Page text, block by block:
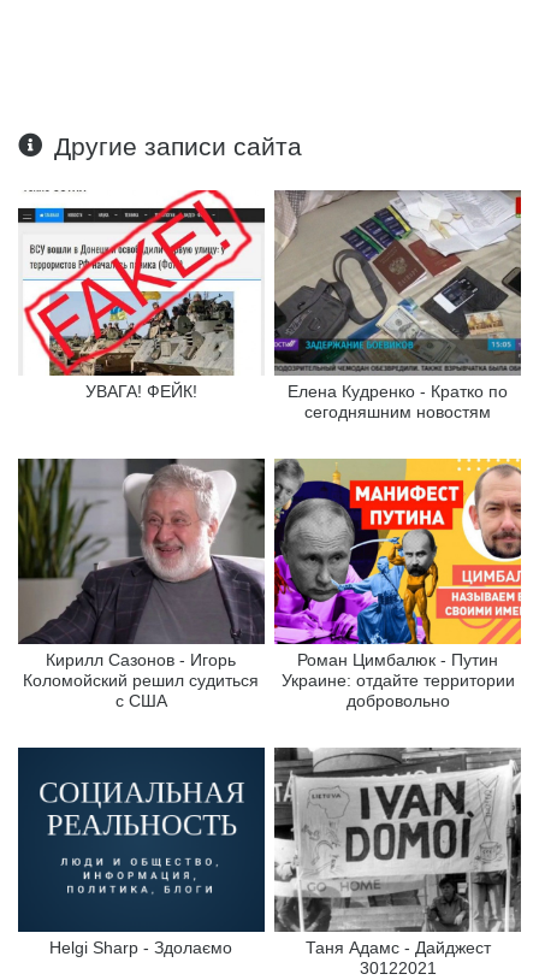
Другие записи сайта
УВАГА! ФЕЙК!
Елена Кудренко - Кратко по
сегодняшним новостям
Кирилл Сазонов - Игорь
Коломойский решил судиться
с США
Роман Цимбалюк - Путин
Украине: отдайте территории
добровольно
Helgi Sharp - Здолаємо
Таня Адамс - Дайджест
30122021